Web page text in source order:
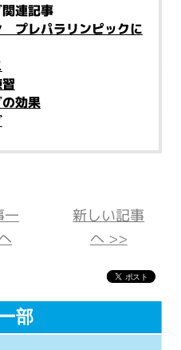
連記事
プレパラリンピックに
効果
一 新しい記事
へ >>
部